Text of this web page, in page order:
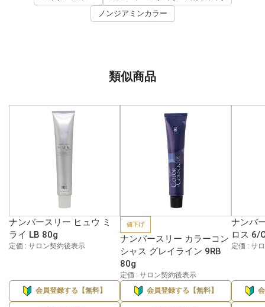
ノンジアミンカラー
類似商品
ナンバースリー ヒュウ ミ
ライ LB 80g
定価 : サロン契約後表示
会員登録する【無料】
値下げ
ナンバースリー カラーコン
シャス グレイライン 9RB
80g
定価 : サロン契約後表示
会員登録する【無料】
ナンバ
ロス 6/
定価 : サ